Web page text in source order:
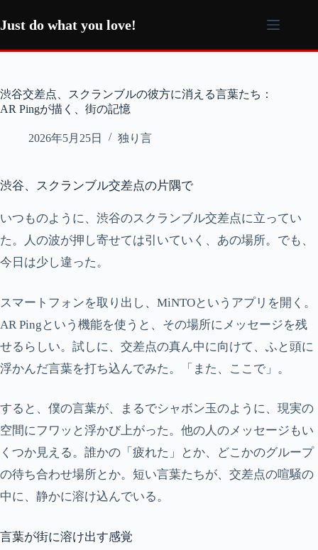
ン
ン
ス
キ
Just do what you love!
渋谷交差点、スクランブルの彼方に消える言葉たち：
AR Pingが描く、街の記憶
2026年5月25日 独り言
渋谷、スクランブル交差点の片隅で
いつものように、渋谷のスクランブル交差点に立ってい
た。人の波が押し寄せては引いていく、あの場所。でも、
今日は少し違った。
スマートフォンを取り出し、MiNTOというアプリを開く。
AR Pingという機能を使うと、その場所にメッセージを残
せるらしい。試しに、交差点の真ん中に向けて、ふと頭に
浮かんだ言葉を打ち込んでみた。「また、ここで」。
すると、僕の言葉が、まるでシャボン玉のように、現実の
空間にフワッと浮かび上がった。他の人のメッセージもい
くつか見える。誰かの「疲れた」とか、どこかのグループ
の待ち合わせ場所とか。短い言葉たちが、交差点の喧騒の
中に、静かに溶け込んでいる。
言葉が街に溶け出す感覚